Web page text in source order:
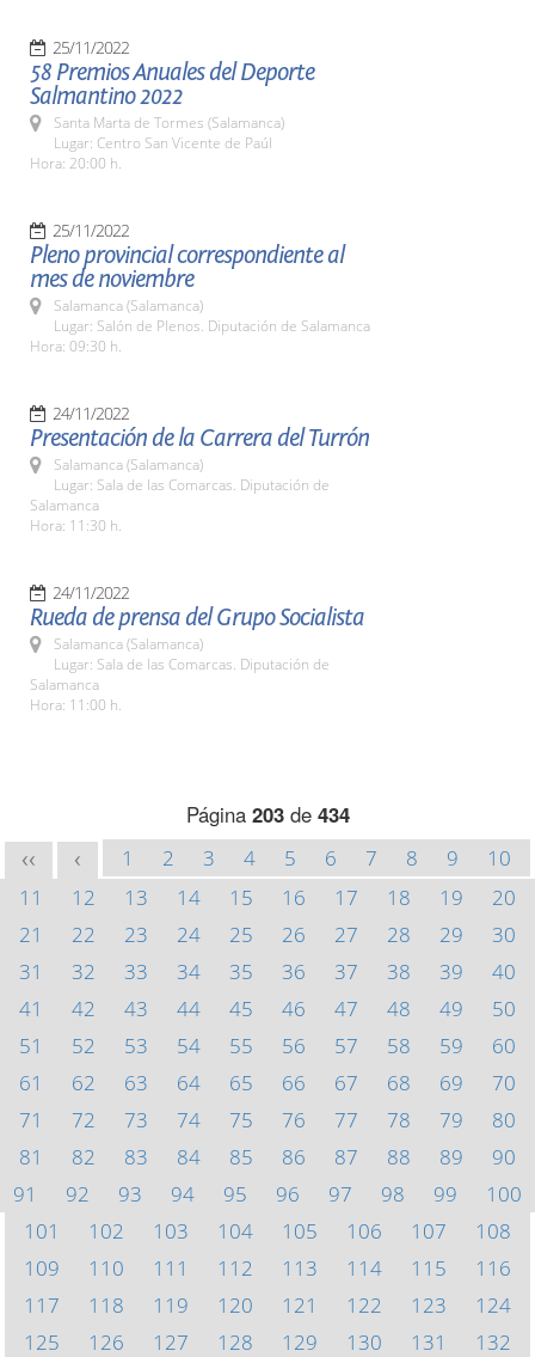
25/11/2022
58 Premios Anuales del Deporte
Salmantino 2022
Santa Marta de Tormes (Salamanca)
Lugar: Centro San Vicente de Paúl
Hora: 20:00 h.
25/11/2022
Pleno provincial correspondiente al
mes de noviembre
Salamanca (Salamanca)
Lugar: Salón de Plenos. Diputación de Salamanca
Hora: 09:30 h.
24/11/2022
Presentación de la Carrera del Turrón
Salamanca (Salamanca)
Lugar: Sala de las Comarcas. Diputación de
Salamanca
Hora: 11:30 h.
24/11/2022
Rueda de prensa del Grupo Socialista
Salamanca (Salamanca)
Lugar: Sala de las Comarcas. Diputación de
Salamanca
Hora: 11:00 h.
Página 203de 434
<< < 1 2 3 4 5 6 7 8 9
10
11
12 13 14 15 16 17 18 19
20
21
22 23 24 25 26 27 28 29
30
31
32 33 34 35 36 37 38 39
40
41
42 43 44 45 46 47 48 49
50
51
52 53 54 55 56 57 58 59
60
61
62 63 64 65 66 67 68 69
70
71
72 73 74 75 76 77 78 79
80
81
82 83 84 85 86 87 88 89
90
91
92 93 94 95 96 97 98 99
100
101
102 103 104 105 106 107
108
109
110 111 112 113 114 115
116
117
118 119 120 121 122 123
124
125
126 127 128 129 130 131
132